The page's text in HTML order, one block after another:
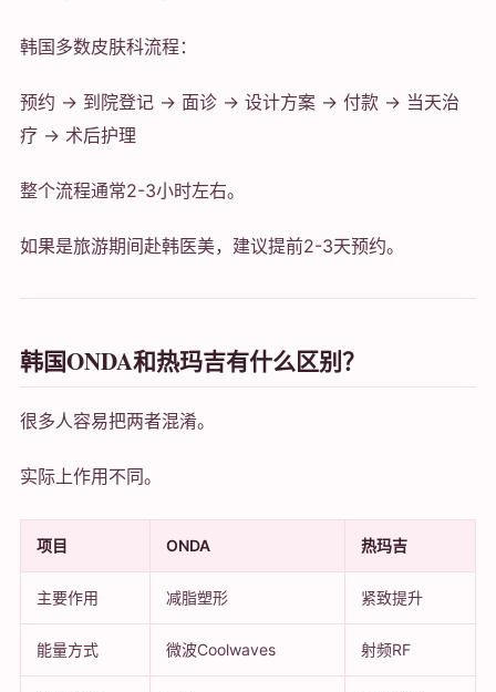
韩国多数皮肤科流程：
预约 → 到院登记 → 面诊 → 设计方案 → 付款 → 当天治
疗 → 术后护理
整个流程通常2-3小时左右。
如果是旅游期间赴韩医美，建议提前2-3天预约。
韩国ONDA和热玛吉有什么区别？
很多人容易把两者混淆。
实际上作用不同。
项目 ONDA 热玛吉
主要作用 减脂塑形 紧致提升
能量方式 微波Coolwaves 射频RF